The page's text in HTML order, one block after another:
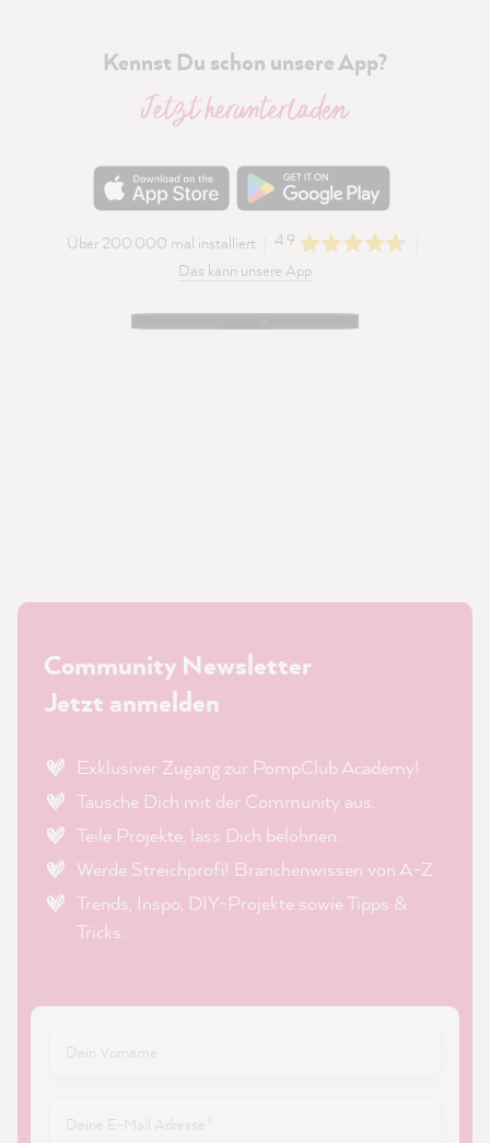
Kennst Du schon unsere App?
Jetzt herunterladen
Über 200.000 mal installiert
4.9
Das kann unsere App
Community Newsletter
Jetzt anmelden
Exklusiver Zugang zur PompClub Academy!
Tausche Dich mit der Community aus.
Teile Projekte, lass Dich belohnen.
Werde Streichprofi! Branchenwissen von A-Z.
Trends, Inspo, DIY-Projekte sowie Tipps &
Tricks.